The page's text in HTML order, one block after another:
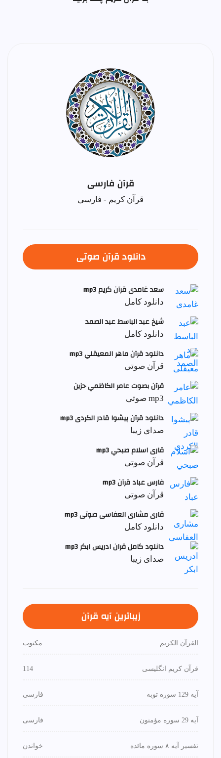
قرآن فارسی
قرآن کریم - فارسی
دانلود قرآن صوتی
سعد غامدی قرآن کریم mp3
دانلود کامل
شيخ عبد الباسط عبد الصمد
دانلود کامل
دانلود قرآن ماهر المعيقلي mp3
قرآن صوتی
قرآن بصوت عامر الكاظمي حزين
mp3 صوتی
دانلود قرآن پیشوا قادر الکردی mp3
صدای زیبا
قاری اسلام صبحي mp3
قرآن صوتی
فارس عباد قرآن mp3
قرآن صوتی
قاری مشاری العفاسی صوتی mp3
دانلود کامل
دانلود کامل قران ادریس ابکر mp3
صدای زیبا
زیباترین آیه قرآن
القرآن الكريم مكتوب
قرآن کریم انگلیسی 114
آیه 129 سوره توبه فارسی
آیه 29 سوره مؤمنون فارسی
تفسیر آیه ۸ سوره مائده خواندن